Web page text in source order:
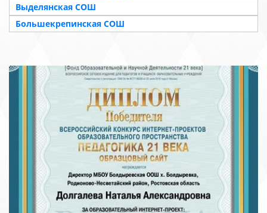
Выделянская СОШ
Большекрепинская СОШ